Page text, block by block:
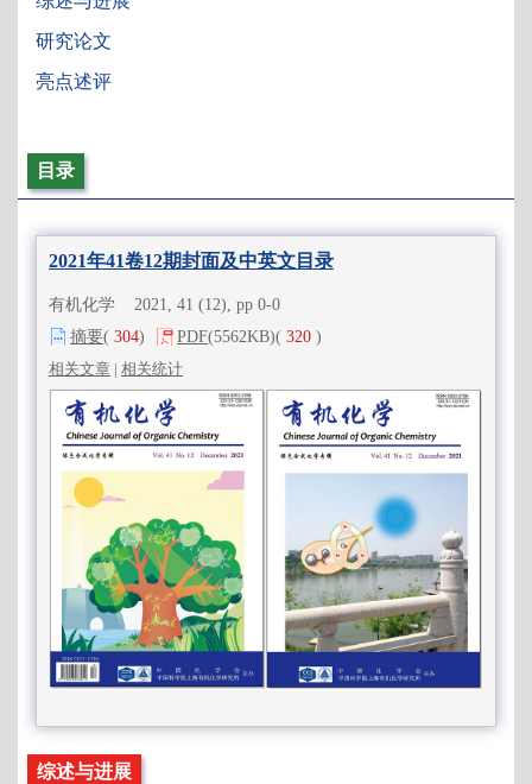
研究论文
亮点述评
目录
2021年41卷12期封面及中英文目录
有机化学 2021, 41 (12), pp 0-0
摘要( 304) PDF(5562KB)( 320 )
相关文章 | 相关统计
综述与进展